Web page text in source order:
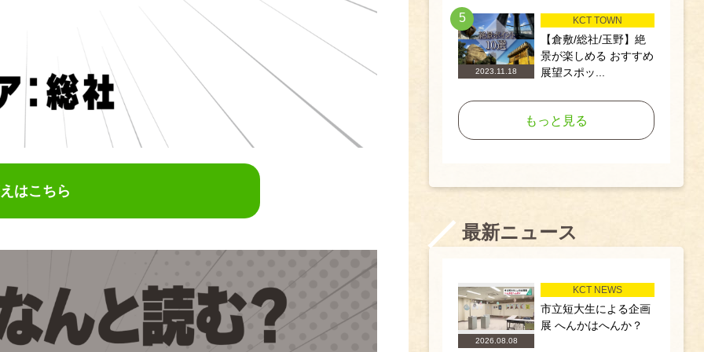
はこちら
5
2023.11.18
KCT TOWN
【倉敷/総社/玉野】絶
景が楽しめる おすすめ
展望スポッ...
もっと見る
最新ニュース
2026.08.08
KCT NEWS
市立短大生による企画
展 へんかはへんか？